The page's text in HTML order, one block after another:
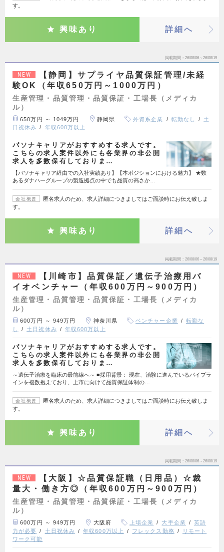
す。
興味あり 詳細へ
掲載期間 26/08/06～26/08/19
NEW
【静岡】サプライヤ品質保証管理/未経
験OK（年収650万円～1000万円）
生産管理・品質管理・品質保証・工場長（メディカ
ル）
650万円 ～ 1049万円 静岡県 外資系企業 転勤なし
土
日祝休み
年収600万以上
パソナキャリアがおすすめする求人です。
こちらの求人案件以外にも各業界の非公開
求人を多数保有しておりま…
【パソナキャリア経由での入社実績あり】【本ポジションにおける魅力】 ★数
あるダナハーグループの製造拠点の中でも品質の高さか…
会社概要
匿名求人のため、求人詳細につきましてはご面談時にお伝え致しま
す。
興味あり 詳細へ
掲載期間 26/08/06～26/08/19
NEW
【川崎市】品質保証／遺伝子治療用バ
イオベンチャー（年収600万円～900万円）
生産管理・品質管理・品質保証・工場長（メディカ
ル）
600万円 ～ 949万円 神奈川県 ベンチャー企業
転勤な
し
土日祝休み 年収600万以上
パソナキャリアがおすすめする求人です。
こちらの求人案件以外にも各業界の非公開
求人を多数保有しておりま…
～遺伝子治療を臨床の最前線へ～ ■採用背景： 現在、治験に進んでいるパイプラ
インを複数抱えており、上市に向けて品質保証体制の…
会社概要
匿名求人のため、求人詳細につきましてはご面談時にお伝え致しま
す。
興味あり 詳細へ
掲載期間 26/08/06～26/08/19
NEW
【大阪】☆品質保証職（日用品）☆裁
量大・働き方◎（年収600万円～900万円）
生産管理・品質管理・品質保証・工場長（メディカ
ル）
600万円 ～ 949万円 大阪府 上場企業 大手企業
英語
力が必要
土日祝休み 年収600万以上 フレックス勤務
リモート
ワーク可能